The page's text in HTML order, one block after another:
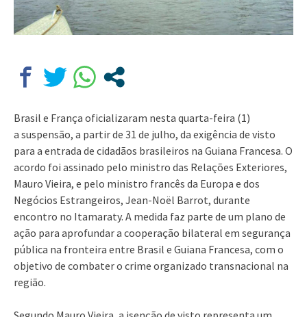
Brasil e França oficializaram nesta quarta-feira (1)
a suspensão, a partir de 31 de julho, da exigência de visto
para a entrada de cidadãos brasileiros na Guiana Francesa. O
acordo foi assinado pelo ministro das Relações Exteriores,
Mauro Vieira, e pelo ministro francês da Europa e dos
Negócios Estrangeiros, Jean-Noël Barrot, durante
encontro no Itamaraty. A medida faz parte de um plano de
ação para aprofundar a cooperação bilateral em segurança
pública na fronteira entre Brasil e Guiana Francesa, com o
objetivo de combater o crime organizado transnacional na
região.